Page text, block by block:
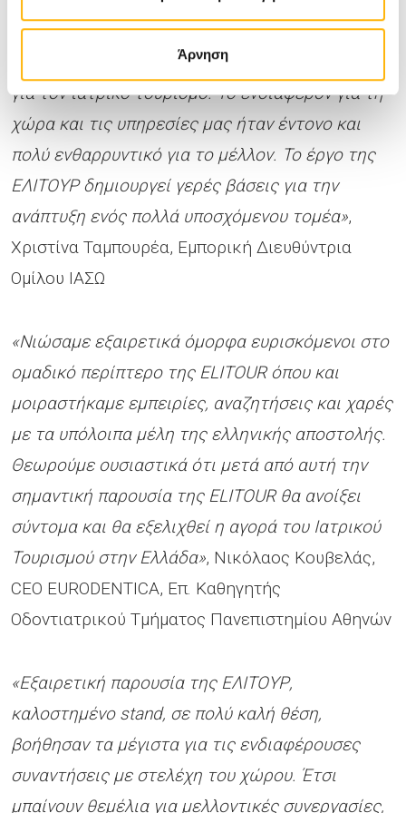
Άρνηση
Ελλάδα είχε μία εξαιρετικά οργανωμένη και
δυναμική παρουσία σε μία διεθνή έκθεση θεσμό
για τον ιατρικό τουρισμό. Το ενδιαφέρον για τη
χώρα και τις υπηρεσίες μας ήταν έντονο και
πολύ ενθαρρυντικό για το μέλλον. Το έργο της
ΕΛΙΤΟΥΡ δημιουργεί γερές βάσεις για την
ανάπτυξη ενός πολλά υποσχόμενου τομέα»,
Χριστίνα Ταμπουρέα, Εμπορική Διευθύντρια
Ομίλου ΙΑΣΩ
«Νιώσαμε εξαιρετικά όμορφα ευρισκόμενοι στο
ομαδικό περίπτερο της ELITOUR όπου και
μοιραστήκαμε εμπειρίες, αναζητήσεις και χαρές
με τα υπόλοιπα μέλη της ελληνικής αποστολής.
Θεωρούμε ουσιαστικά ότι μετά από αυτή την
σημαντική παρουσία της ELITOUR θα ανοίξει
σύντομα και θα εξελιχθεί η αγορά του Ιατρικού
Τουρισμού στην Ελλάδα», Νικόλαος Κουβελάς,
CEO EURODENTICA, Επ. Καθηγητής
Οδοντιατρικού Τμήματος Πανεπιστημίου Αθηνών
«Εξαιρετική παρουσία της ΕΛΙΤΟΥΡ,
καλοστημένο stand, σε πολύ καλή θέση,
βοήθησαν τα μέγιστα για τις ενδιαφέρουσες
συναντήσεις με στελέχη του χώρου. Έτσι
μπαίνουν θεμέλια για μελλοντικές συνεργασίες,